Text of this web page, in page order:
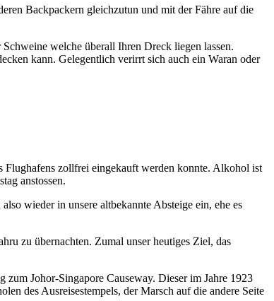
Backpackern gleichzutun und mit der Fähre auf die
welche überall Ihren Dreck liegen lassen.
kann. Gelegentlich verirrt sich auch ein Waran oder
Flughafens zollfrei eingekauft werden konnte. Alkohol ist
anstossen.
wieder in unsere altbekannte Absteige ein, ehe es
zu übernachten. Zumal unser heutiges Ziel, das
Johor-Singapore Causeway. Dieser im Jahre 1923
des Ausreisestempels, der Marsch auf die andere Seite